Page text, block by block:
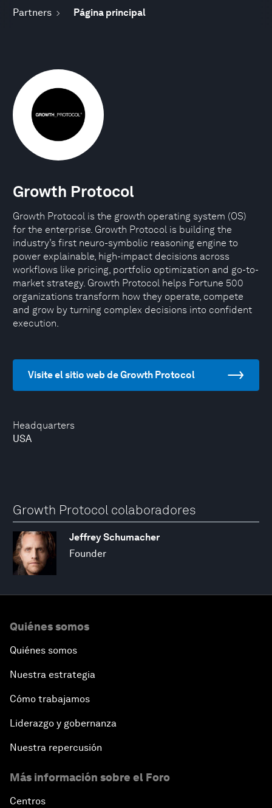
Partners Página principal
Headquarters
USA
Growth Protocol
Growth Protocol is the growth operating system (OS)
for the enterprise. Growth Protocol is building the
industry’s first neuro-symbolic reasoning engine to
power explainable, high-impact decisions across
workflows like pricing, portfolio optimization and go-to-
market strategy. Growth Protocol helps Fortune 500
organizations transform how they operate, compete
and grow by turning complex decisions into confident
execution.
Visite el sitio web de Growth Protocol
Growth Protocol colaboradores
Jeffrey Schumacher
Founder
Quiénes somos
Quiénes somos
Nuestra estrategia
Cómo trabajamos
Liderazgo y gobernanza
Nuestra repercusión
Más información sobre el Foro
Centros